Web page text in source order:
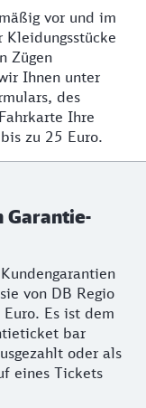
vor und im
Zügen
Ihnen unter
des
Ihre
zu 25 Euro.
Garantie-
von DB Regio
Es ist dem
bar
oder als
eines Tickets